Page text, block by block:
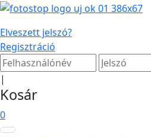
Elveszett jelszó?
Regisztráció
|
Kosár
0